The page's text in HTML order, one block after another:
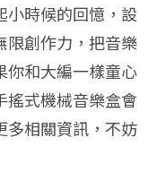
小時候的回憶，設
限創作力，把音樂
你和大編一樣童心
搖式機械音樂盒會
多相關資訊，不妨